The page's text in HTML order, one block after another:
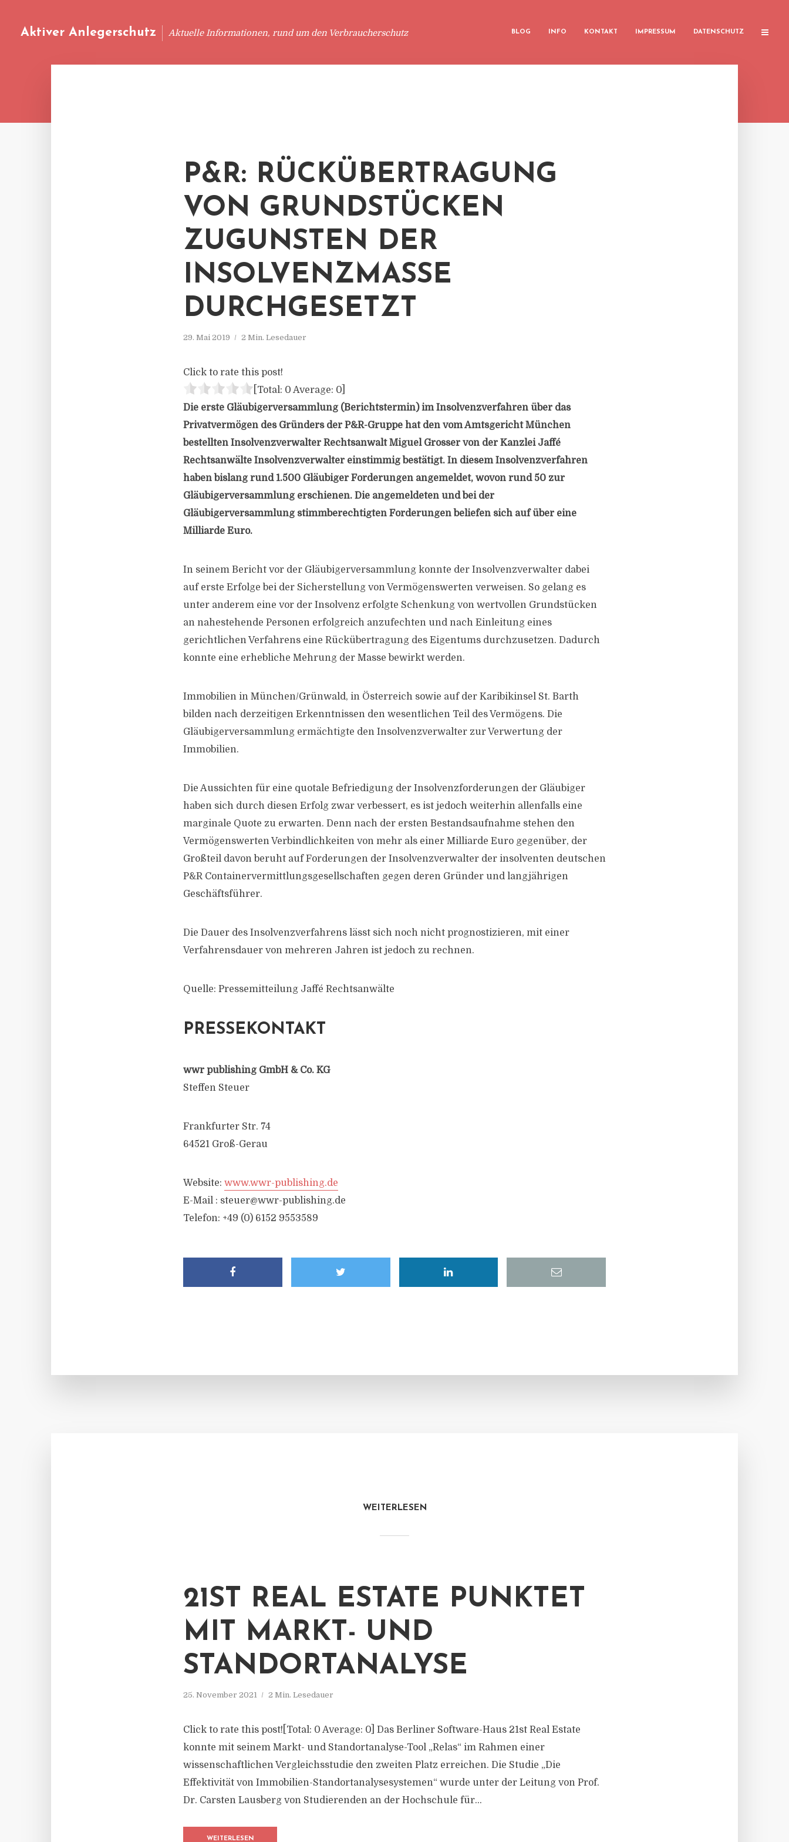
Aktiver Anlegerschutz Aktuelle Informationen, rund um den Verbraucherschutz BLOG INFO KONTAKT IMPRESSUM DATENSCHUTZ
P&R: RÜCKÜBERTRAGUNG
VON GRUNDSTÜCKEN
ZUGUNSTEN DER
INSOLVENZMASSE
DURCHGESETZT
29. Mai 2019 2 Min. Lesedauer
Click to rate this post!
[Total: 0 Average: 0
Die erste Gläubigerversammlung (Berichtstermin) im Insolvenzverfahren über das
Privatvermögen des Gründers der P&R-Gruppe hat den vom Amtsgericht München
bestellten Insolvenzverwalter Rechtsanwalt Miguel Grosser von der Kanzlei Jaffé
Rechtsanwälte Insolvenzverwalter einstimmig bestätigt. In diesem Insolvenzverfahren
haben bislang rund 1.500 Gläubiger Forderungen angemeldet, wovon rund 50 zur
Gläubigerversammlung erschienen. Die angemeldeten und bei der
Gläubigerversammlung stimmberechtigten Forderungen beliefen sich auf über eine
Milliarde Euro.
In seinem Bericht vor der Gläubigerversammlung konnte der Insolvenzverwalter dabei
auf erste Erfolge bei der Sicherstellung von Vermögenswerten verweisen. So gelang es
unter anderem eine vor der Insolvenz erfolgte Schenkung von wertvollen Grundstücken
an nahestehende Personen erfolgreich anzufechten und nach Einleitung eines
gerichtlichen Verfahrens eine Rückübertragung des Eigentums durchzusetzen. Dadurch
konnte eine erhebliche Mehrung der Masse bewirkt werden.
Immobilien in München/Grünwald, in Österreich sowie auf der Karibikinsel St. Barth
bilden nach derzeitigen Erkenntnissen den wesentlichen Teil des Vermögens. Die
Gläubigerversammlung ermächtigte den Insolvenzverwalter zur Verwertung der
Immobilien.
Die Aussichten für eine quotale Befriedigung der Insolvenzforderungen der Gläubiger
haben sich durch diesen Erfolg zwar verbessert, es ist jedoch weiterhin allenfalls eine
marginale Quote zu erwarten. Denn nach der ersten Bestandsaufnahme stehen den
Vermögenswerten Verbindlichkeiten von mehr als einer Milliarde Euro gegenüber, der
Großteil davon beruht auf Forderungen der Insolvenzverwalter der insolventen deutschen
P&R Containervermittlungsgesellschaften gegen deren Gründer und langjährigen
Geschäftsführer.
Die Dauer des Insolvenzverfahrens lässt sich noch nicht prognostizieren, mit einer
Verfahrensdauer von mehreren Jahren ist jedoch zu rechnen.
Quelle: Pressemitteilung Jaffé Rechtsanwälte
PRESSEKONTAKT
wwr publishing GmbH & Co. KG
Steffen Steuer
Frankfurter Str. 74
64521 Groß-Gerau
Website: www.wwr-publishing.de
E-Mail : steuer@wwr-publishing.de
Telefon: +49 (0) 6152 9553589
WEITERLESEN
21ST REAL ESTATE PUNKTET
MIT MARKT- UND
STANDORTANALYSE
25. November 2021 2 Min. Lesedauer
Click to rate this post![Total: 0 Average: 0] Das Berliner Software-Haus 21st Real Estate
konnte mit seinem Markt- und Standortanalyse-Tool „Relas“ im Rahmen einer
wissenschaftlichen Vergleichsstudie den zweiten Platz erreichen. Die Studie „Die
Effektivität von Immobilien-Standortanalysesystemen“ wurde unter der Leitung von Prof.
Dr. Carsten Lausberg von Studierenden an der Hochschule für...
WEITERLESEN